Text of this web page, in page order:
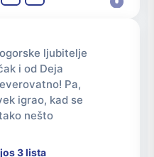
ljubitelje
i od Deja
Pa,
igrao, kad se
nešto
3 lista